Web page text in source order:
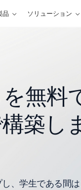
品 ソリューション
無料
築し
、学生である間は